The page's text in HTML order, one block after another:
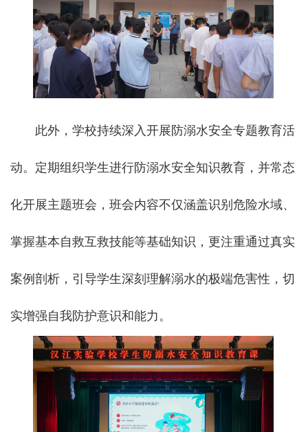
此外，学校持续深入开展防溺水安全专题教育活
动。定期组织学生进行防溺水安全知识教育，并常态
化开展主题班会，班会内容不仅涵盖识别危险水域、
掌握基本自救互救技能等基础知识，更注重通过真实
案例剖析，引导学生深刻理解溺水的极端危害性，切
实增强自我防护意识和能力。